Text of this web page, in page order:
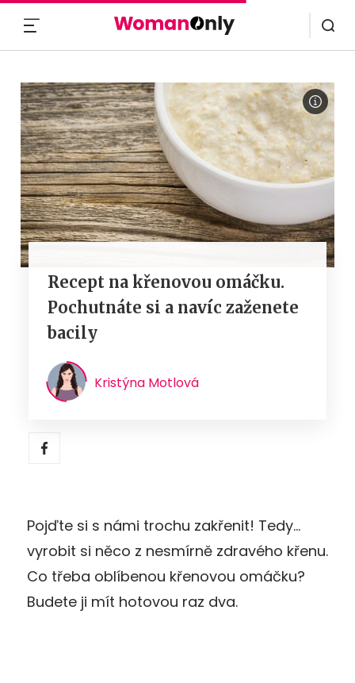
Recept na křenovou omáčku.
Pochutnáte si a navíc zaženete
bacily
Kristýna Motlová
Pojďte si s námi trochu zakřenit! Tedy…
vyrobit si něco z nesmírně zdravého křenu.
Co třeba oblíbenou křenovou omáčku?
Budete ji mít hotovou raz dva.